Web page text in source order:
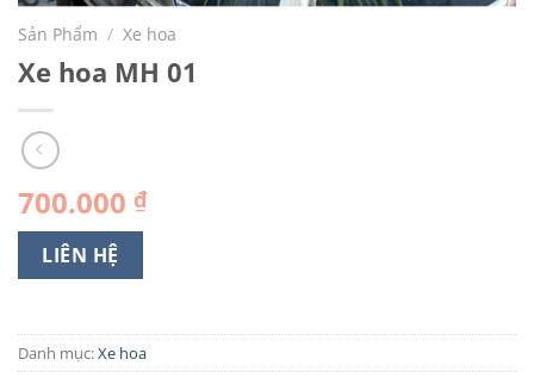
Sản Phẩm / Xe hoa
Xe hoa MH 01
700.000 ₫
LIÊN HỆ
Danh mục:Xe hoa